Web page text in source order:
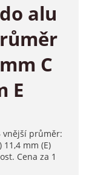
alu
C
E
vnější průměr:
11,4 mm (E)
Cena za 1